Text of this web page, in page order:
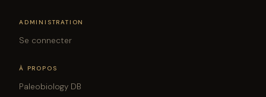
ADMINISTRATION
Se connecter
À PROPOS
Paleobiology DB